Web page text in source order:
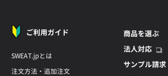
ご利用ガイド
SWEAT.jpとは
注文方法・追加注文
商品を選ぶ
法人対応
サンプル請求